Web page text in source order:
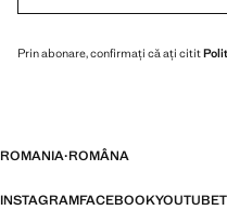
Prin abonare, confirmați că ați citit
ROMANIA·ROMÂNA
INSTAGRAMFACEBOOKYOUTUBE